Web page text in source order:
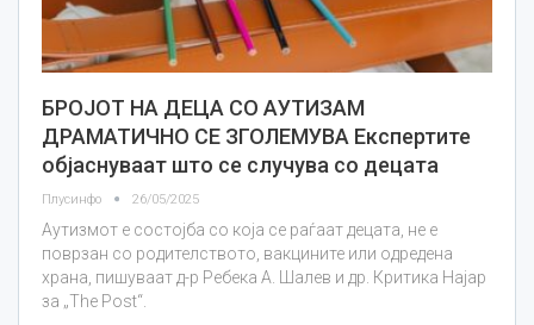
БРОЈОТ НА ДЕЦА СО АУТИЗАМ
ДРАМАТИЧНО СЕ ЗГОЛЕМУВА Експертите
објаснуваат што се случува со децата
Плусинфо 26/05/2025
Аутизмот е состојба со која се раѓаат децата, не е
поврзан со родителството, вакцините или одредена
храна, пишуваат д-р Ребека А. Шалев и др. Критика Најар
за „The Post“.